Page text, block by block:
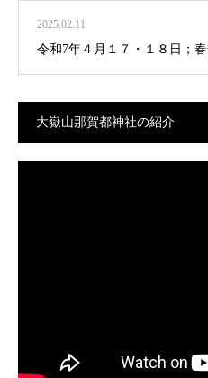
2025.02.11
令和7年４月１７・１８日；
大嶽山那賀都神社の紹介